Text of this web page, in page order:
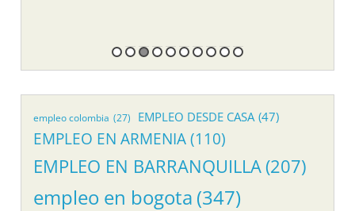
empleo colombia (27) EMPLEO DESDE CASA (47)
EMPLEO EN ARMENIA (110)
EMPLEO EN BARRANQUILLA(207)
empleo en bogota (347)